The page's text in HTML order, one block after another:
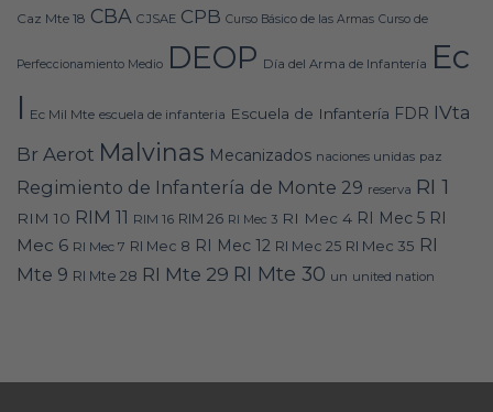
Caz Mte 18 CBA CJSAE CPB Curso Básico de las Armas Curso de
Perfeccionamiento Medio DEOP Día del Arma de Infantería Ec
I Ec Mil Mte escuela de infanteria Escuela de Infantería FDR IVta
Br Aerot Malvinas Mecanizados naciones unidas paz
Regimiento de Infantería de Monte 29 reserva RI 1
RIM 10 RIM 11 RIM 16 RIM 26 RI Mec 3 RI Mec 4 RI Mec 5 RI
Mec 6 RI Mec 7 RI Mec 8 RI Mec 12 RI Mec 25 RI Mec 35 RI
Mte 9 RI Mte 28 RI Mte 29 RI Mte 30 un united nation